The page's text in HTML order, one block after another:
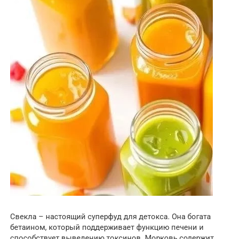
Свекла – настоящий суперфуд для детокса. Она богата
бетаином, который поддерживает функцию печени и